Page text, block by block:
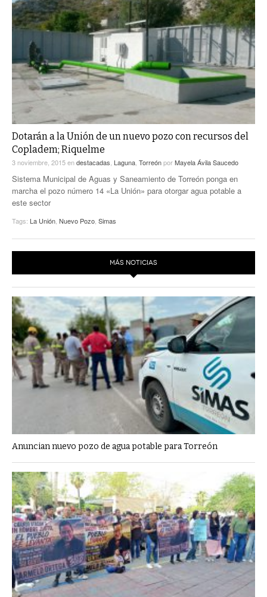
Dotarán a la Unión de un nuevo pozo con recursos del
Copladem; Riquelme
3 noviembre, 2015endestacadas, Laguna, TorreónporMayela Ávila Saucedo
Sistema Municipal de Aguas y Saneamiento de Torreón ponga en
marcha el pozo número 14 «La Unión» para otorgar agua potable a
este sector
Tags: La Unión, Nuevo Pozo, Simas
MÁS NOTICIAS
Anuncian nuevo pozo de agua potable para Torreón